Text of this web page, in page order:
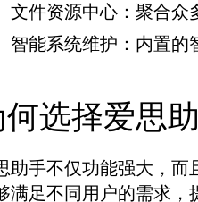
文件资源中心： 聚合众
智能系统维护： 内置的
选择爱思
助手不仅功能强大，
满足不同用户的需求，